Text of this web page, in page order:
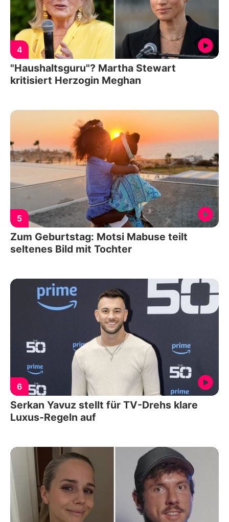
4
"Haushaltsguru"? Martha Stewart
kritisiert Herzogin Meghan
5
Zum Geburtstag: Motsi Mabuse teilt
seltenes Bild mit Tochter
6
Serkan Yavuz stellt für TV-Drehs klare
Luxus-Regeln auf